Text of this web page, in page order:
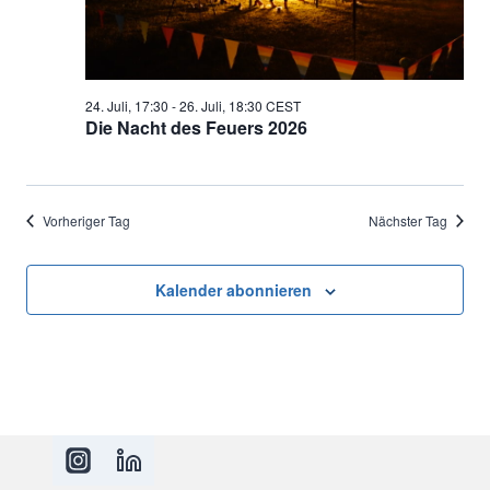
Die Nacht des Feuers 2026
24. Juli, 17:30 -26. Juli, 18:30 CEST
Vorheriger Tag Nächster Tag
Kalender abonnieren